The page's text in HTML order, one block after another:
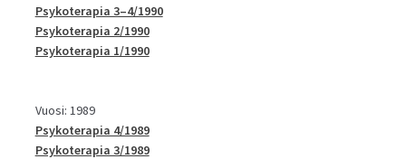
Psykoterapia 3–4/1990
Psykoterapia 2/1990
Psykoterapia 1/1990
Vuosi: 1989
Psykoterapia 4/1989
Psykoterapia 3/1989